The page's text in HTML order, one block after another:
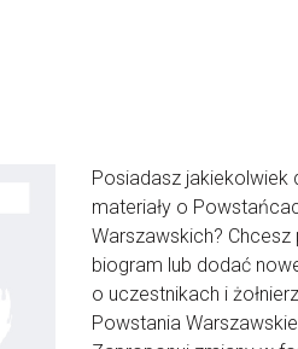
Posiadasz jakiekolwiek
materiały o
Warszawskich? Chcesz
biogram lub dodać
o uczestnikach i
Powstania